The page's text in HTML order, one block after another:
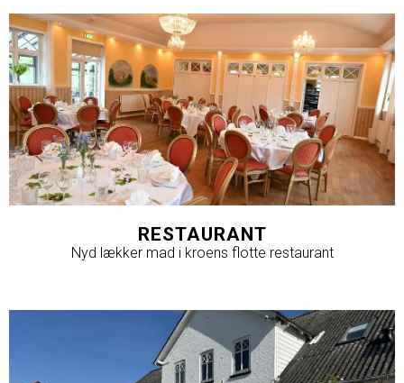
RESTAURANT
Nyd lækker mad i kroens flotte restaurant